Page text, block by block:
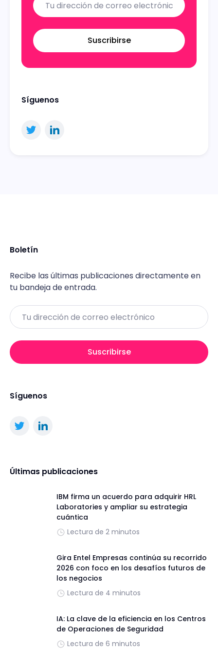
Suscribirse
Síguenos
Boletín
Recibe las últimas publicaciones directamente en
tu bandeja de entrada.
Email
Suscribirse
Síguenos
Últimas publicaciones
IBM firma un acuerdo para adquirir HRL
Laboratories y ampliar su estrategia
cuántica
Lectura de 2 minutos
Gira Entel Empresas continúa su recorrido
2026 con foco en los desafíos futuros de
los negocios
Lectura de 4 minutos
IA: La clave de la eficiencia en los Centros
de Operaciones de Seguridad
Lectura de 6 minutos